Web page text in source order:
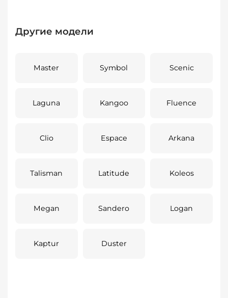
Другие модели
Master Symbol Scenic
Laguna Kangoo Fluence
Clio Espace Arkana
Talisman Latitude Koleos
Megan Sandero Logan
Kaptur Duster